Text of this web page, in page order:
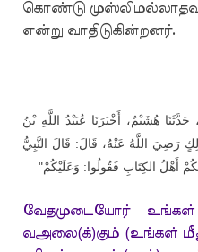
கொண்டு
என்று வாதிடுகின்றனர்.
هُشَيْمٌ، أَخْبَرَنَا عُبَيْدُ اللَّهِ بْنُ
رَضِيَ اللَّهُ عَنْهُ، قَالَ: قَالَ النَّبِيُّ
أَهْلُ الكِتَابِ فَقُولُوا: وَعَلَيْكُمْ"
வேதமுடையோர்
வஅலை(க்)கும் (உங்கள்